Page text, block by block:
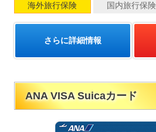
海外旅行保険
国内旅行保険
さらに詳細情報
ANA VISA Suicaカード